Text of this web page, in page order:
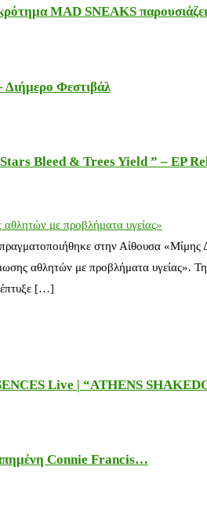
MAD SNEAKS
Διήμερο Φεστιβάλ
Bleed & Trees Yield ” – EP
με προβλήματα υγείας»
πραγματοποιήθηκε στην Αίθουσα
αθλητών με προβλήματα υγείας».
[…]
Live | “ATHENS
Connie Francis…